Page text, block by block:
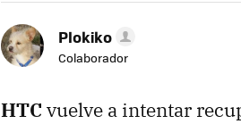
Plokiko
Colaborador
HTC vuelve a intentar